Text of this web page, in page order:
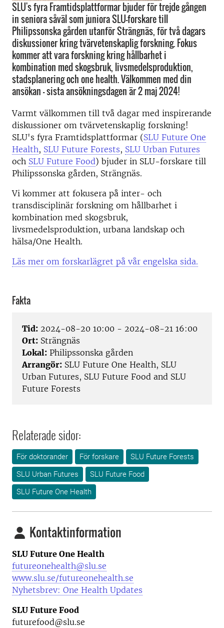
SLU's fyra Framtidsplattformar bjuder för trejde gången
in seniora såväl som juniora SLU-forskare till
Philipssonska gården utanför Strängnäs, för två dagars
diskussioner kring tvärvetenskaplig forskning. Fokus
kommer att vara forskning kring hållbarhet i
kombination med skogsbruk, livsmedelsproduktion,
stadsplanering och one health. Välkommen med din
ansökan – sista ansökningsdagen är 2 maj 2024!
Varmt välkommen till två dagar med inspirerande
diskussioner om tvärvetenskaplig forskning!
SLU's fyra Framtidsplattformar (SLU Future One
Health, SLU Future Forests, SLU Urban Futures
och SLU Future Food) bjuder in SLU-forskare till
Philipssonska gården, Strängnäs.
Vi kommer att fokusera på inter- och
transdisciplinär forskning om hållbarhet i
kombination med skogsbruk,
livsmedelsproduktion, urbana landskap och
hälsa/One Health.
Läs mer om forskarlägret på vår engelska sida.
Fakta
Tid: 2024-08-20 10:00 - 2024-08-21 16:00
Ort: Strängnäs
Lokal: Philipssonska gården
Arrangör: SLU Future One Health, SLU
Urban Futures, SLU Future Food and SLU
Future Forests
Relaterade sidor:
För doktorander För forskare
SLU Future Forests
SLU Urban Futures
SLU Future Food
SLU Future One Health
Kontaktinformation
SLU Future One Health
futureonehealth@slu.se
www.slu.se/futureonehealth.se
Nyhetsbrev: One Health Updates
SLU Future Food
futurefood@slu.se